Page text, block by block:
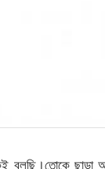
বলছি।তোকে ছাড়া